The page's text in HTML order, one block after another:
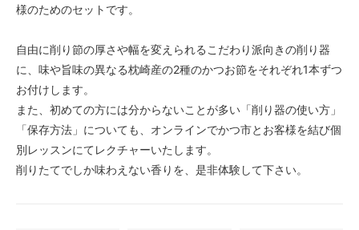
様のためのセットです。
自由に削り節の厚さや幅を変えられるこだわり派向きの削り器
に、味や旨味の異なる枕崎産の2種のかつお節をそれぞれ1本ずつ
お付けします。
また、初めての方には分からないことが多い「削り器の使い方」
「保存方法」についても、オンラインでかつ市とお客様を結び個
別レッスンにてレクチャーいたします。
削りたてでしか味わえない香りを、是非体験して下さい。